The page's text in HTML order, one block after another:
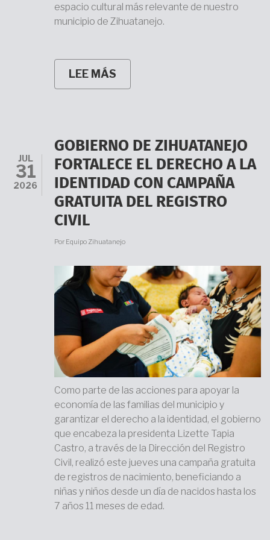
espacio cultural más relevante de nuestro
municipio de Zihuatanejo.
LEE MÁS
COSTA
GRANDE
(MACOGRA)
CELEBRA
SU
33
ANIVERSARIO.
JUL
31
2026
GOBIERNO DE ZIHUATANEJO
FORTALECE EL DERECHO A LA
IDENTIDAD CON CAMPAÑA
GRATUITA DEL REGISTRO
CIVIL
Por Equipo Zihuatanejo
Como parte de las acciones para apoyar la
economía de las familias del municipio y
garantizar el derecho a la identidad, el gobierno
que encabeza la presidenta Lizette Tapia
Castro, a través de la Dirección del Registro
Civil, realizó este jueves una campaña gratuita
de registros de nacimiento, beneficiando a
niñas y niños desde un día de nacidos hasta los
7 años 11 meses de edad.